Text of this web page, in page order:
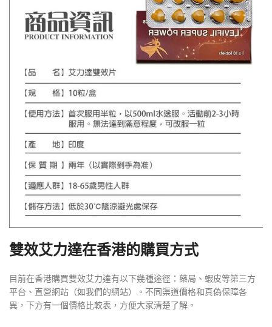
雙效艾力達在香港的購買方式
目前在香港購買雙效艾力達有以下幾種途徑：藥局、蝦皮等第三方
平台、直營網站（如我們的網站）。不同渠道價格和真偽保障各
異，下方有一個價格比較表，方便大家清楚了解。